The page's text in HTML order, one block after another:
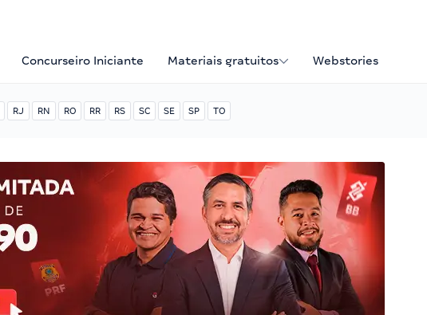
Concurseiro Iniciante Materiais gratuitos Webstories
RJ RN RO RR RS SC SE SP TO